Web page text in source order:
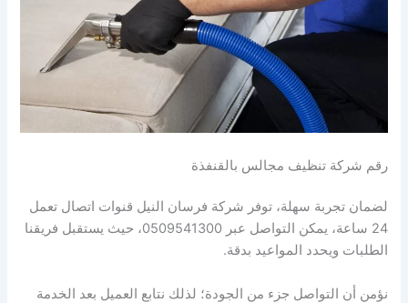
رقم شركة تنظيف مجالس بالقنفذة
لضمان تجربة سهلة، توفر شركة فرسان النيل قنوات اتصال تعمل
24 ساعة، يمكن التواصل عبر 0509541300، حيث يستقبل فريقنا
الطلبات ويحدد المواعيد بدقة.
نؤمن أن التواصل جزء من الجودة؛ لذلك نتابع العميل بعد الخدمة